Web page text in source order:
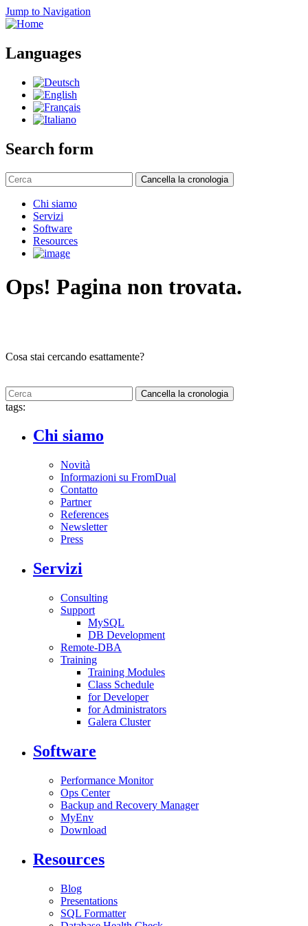
Jump to Navigation
Languages
Search form
Cancella la cronologia
Chi siamo
Servizi
Software
Resources
Ops! Pagina non trovata.
Cosa stai cercando esattamente?
Cancella la cronologia
tags:
Chi siamo
Novità
Informazioni su FromDual
Contatto
Partner
References
Newsletter
Press
Servizi
Consulting
Support
MySQL
DB Development
Remote-DBA
Training
Training Modules
Class Schedule
for Developer
for Administrators
Galera Cluster
Software
Performance Monitor
Ops Center
Backup and Recovery Manager
MyEnv
Download
Resources
Blog
Presentations
SQL Formatter